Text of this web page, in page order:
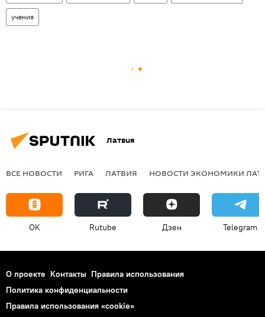
учения
Латвия
ВСЕ НОВОСТИ РИГА ЛАТВИЯ НОВОСТИ ЭКОНОМИКИ
OK Rutube Дзен Telegram
О проекте Контакты Правила использования
Политика конфиденциальности
Правила использования «cookie»